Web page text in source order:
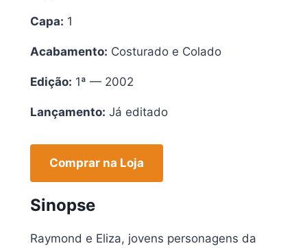
Capa: 1
Acabamento: Costurado e Colado
Edição: 1ª — 2002
Lançamento: Já editado
Comprar na Loja
Sinopse
Raymond e Eliza, jovens personagens da